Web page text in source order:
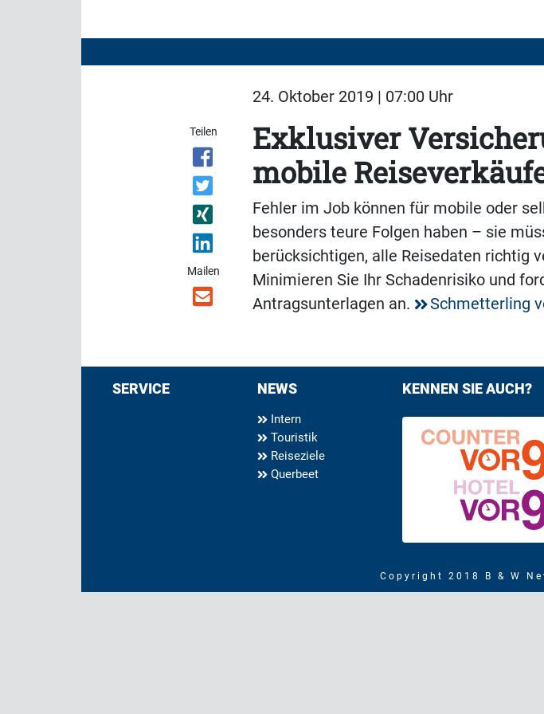
24. Oktober 2019 | 07:00 Uhr
Teilen
Mailen
Exklusiver
mobile
Fehler im Job können für mobile oder
besonders teure Folgen haben – sie
berücksichtigen, alle Reisedaten richtig
Minimieren Sie Ihr Schadenrisiko und
Antragsunterlagen an.
Schmetterling
SERVICE NEWS
Intern
Touristik
Reiseziele
Querbeet
KENNEN SIE AUCH?
Copyright 2018 B & W